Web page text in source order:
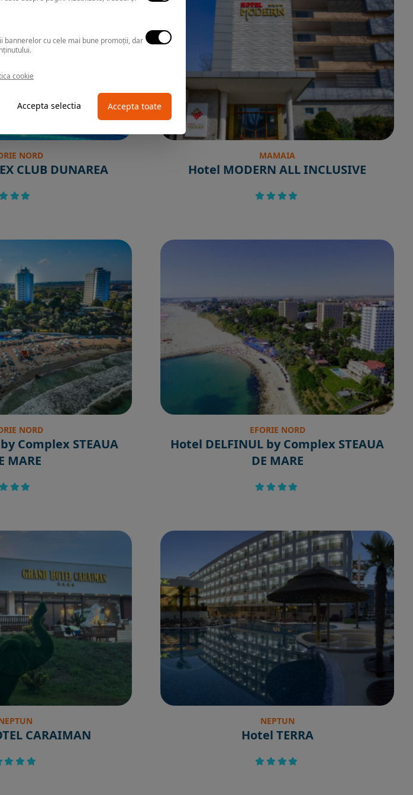
NORD
CLUB DUNAREA
MAMAIA
Hotel MODERN ALL INCLUSIVE
NORD
Complex STEAUA
MARE
EFORIE NORD
Hotel DELFINUL by Complex STEAUA
DE MARE
CARAIMAN
NEPTUN
Hotel TERRA
bannerelor cu cele mai bune promoții, dar
cookie
Accepta selectia Accepta toate